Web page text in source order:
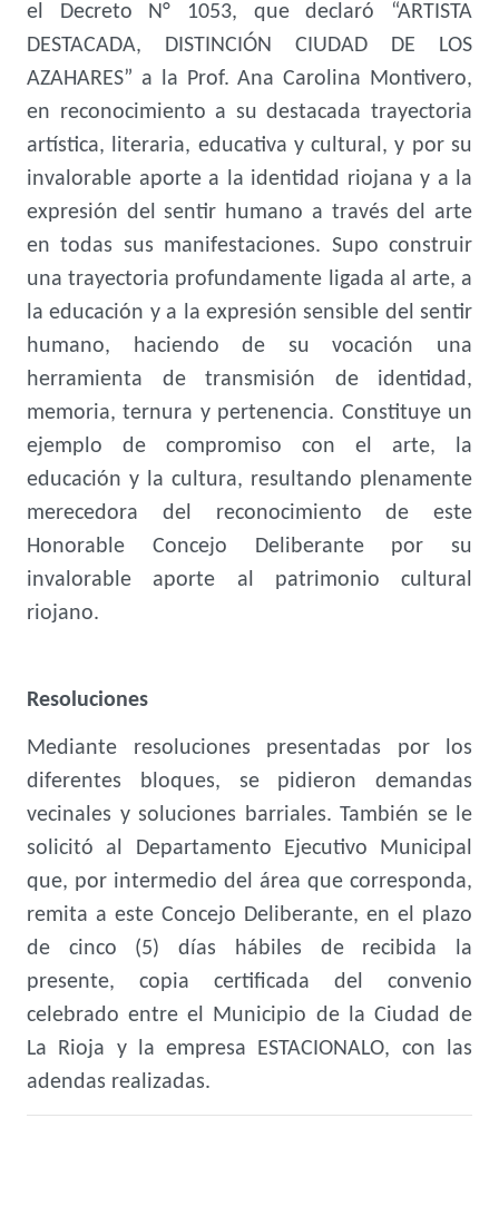
el Decreto N° 1053, que declaró “ARTISTA
DESTACADA, DISTINCIÓN CIUDAD DE LOS
AZAHARES” a la Prof. Ana Carolina Montivero,
en reconocimiento a su destacada trayectoria
artística, literaria, educativa y cultural, y por su
invalorable aporte a la identidad riojana y a la
expresión del sentir humano a través del arte
en todas sus manifestaciones. Supo construir
una trayectoria profundamente ligada al arte, a
la educación y a la expresión sensible del sentir
humano, haciendo de su vocación una
herramienta de transmisión de identidad,
memoria, ternura y pertenencia. Constituye un
ejemplo de compromiso con el arte, la
educación y la cultura, resultando plenamente
merecedora del reconocimiento de este
Honorable Concejo Deliberante por su
invalorable aporte al patrimonio cultural
riojano.
Resoluciones
Mediante resoluciones presentadas por los
diferentes bloques, se pidieron demandas
vecinales y soluciones barriales. También se le
solicitó al Departamento Ejecutivo Municipal
que, por intermedio del área que corresponda,
remita a este Concejo Deliberante, en el plazo
de cinco (5) días hábiles de recibida la
presente, copia certificada del convenio
celebrado entre el Municipio de la Ciudad de
La Rioja y la empresa ESTACIONALO, con las
adendas realizadas.